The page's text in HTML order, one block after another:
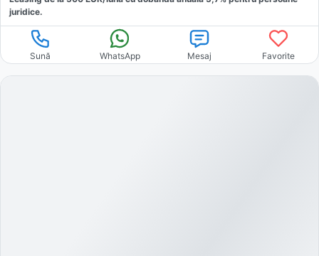
juridice.
Sună WhatsApp Mesaj Favorite